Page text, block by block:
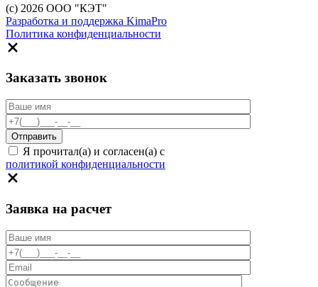
(c) 2026 ООО "КЭТ"
Разработка и поддержка KimaPro
Политика конфиденциальности
Заказать звонок
Я прочитал(а) и согласен(а) с
политикой конфиденциальности
Заявка на расчет